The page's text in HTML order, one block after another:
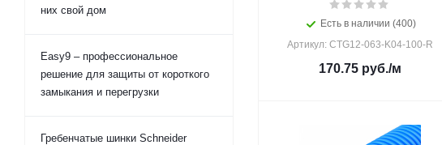
Есть в наличии (400)
Артикул: CTG12-063-K04-100-R
170.75руб./м
них свой дом
Easy9 – профессиональное
решение для защиты от короткого
замыкания и перегрузки
Гребенчатые шинки Schneider